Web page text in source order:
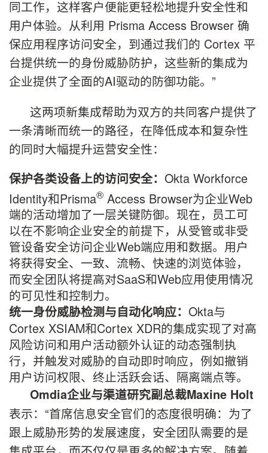
同工作，这样客户便能更轻松地提升安全性和
用户体验。从利用 Prisma Access Browser 确
保应用程序访问安全，到通过我们的 Cortex 平
台提供统一的身份威胁防护，这些新的集成为
企业提供了全面的AI驱动的防御功能。”
这两项新集成帮助为双方的共同客户提供了
一条清晰而统一的路径，在降低成本和复杂性
的同时大幅提升运营安全性：
保护各类设备上的访问安全： Okta Workforce
Identity和Prisma® Access Browser为企业Web
端的活动增加了一层关键防御。现在，员工可
以在不影响企业安全的前提下，从受管或非受
管设备安全访问企业Web端应用和数据。用户
将获得安全、一致、流畅、快速的浏览体验，
而安全团队将提高对SaaS和Web应用使用情况
的可见性和控制力。
统一身份威胁检测与自动化响应： Okta与
Cortex XSIAM和Cortex XDR的集成实现了对高
风险访问和用户活动额外认证的动态强制执
行，并触发对威胁的自动即时响应，例如撤销
用户访问权限、终止活跃会话、隔离端点等。
Omdia企业与渠道研究副总裁Maxine Holt
表示：“首席信息安全官们的态度很明确：为了
跟上威胁形势的发展速度，安全团队需要的是